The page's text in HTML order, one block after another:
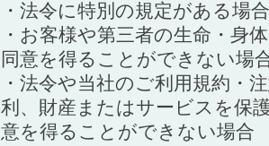
・法令に特別の規定がある場合
・お客様や第三者の生命・身
同意を得ることができない場
・法令や当社のご利用規約・
利、財産またはサービスを保
意を得ることができない場合